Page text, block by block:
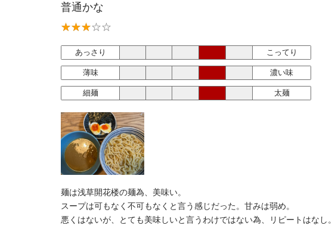
普通かな
あっさり こってり
薄味 濃い味
細麺 太麺
麺は浅草開花楼の麺為、美味い。
スープは可もなく不可もなくと言う感じだった。甘みは弱め。
悪くはないが、とても美味しいと言うわけではない為、リピートはなし。